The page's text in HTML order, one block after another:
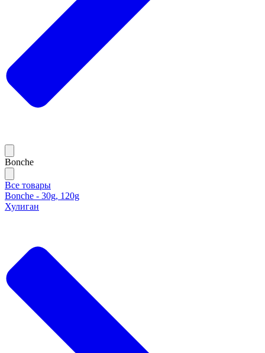
Bonche
Все товары
Bonche - 30g, 120g
Хулиган